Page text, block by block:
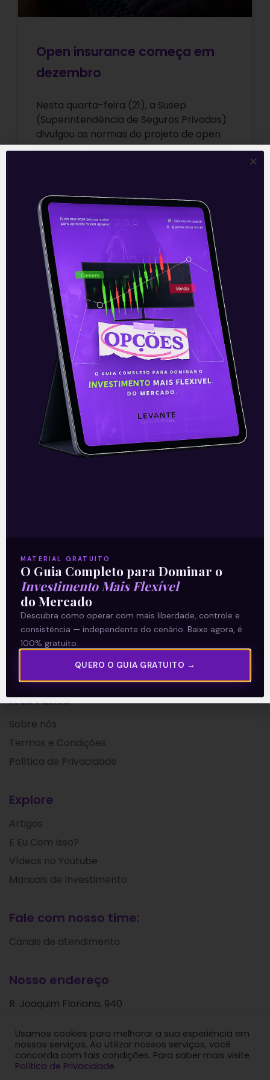
Open insurance começa em
dezembro
Nesta quarta-feira (21), a Susep
(Superintendência de Seguros Privados)
divulgou as normas do projeto de open
insurance: sistema de compartilhamento
Leia mais
22/07/2021
E EU COM ISSO
IRB Brasil (IRBR3): Resultado do
4T20
Leia mais
19/02/2021
A Levante
Sobre nós
Termos e Condições
Política de Privacidade
Explore
Artigos
E Eu Com Isso?
Vídeos no Youtube
Manuais de Investimento
Fale com nosso time:
Canais de atendimento
Nosso endereço
R. Joaquim Floriano, 940
São Paulo - SP
CEP: 04534-004
Usamos cookies para melhorar a sua experiência em
nossos serviços. Ao utilizar nossos serviços, você
concorda com tais condições. Para saber mais visite
Política de Privacidade
MATERIAL GRATUITO
O Guia Completo para Dominar o
Investimento Mais Flexível
do Mercado
Descubra como operar com mais liberdade, controle e
consistência — independente do cenário. Baixe agora, é
100% gratuito.
QUERO O GUIA GRATUITO →